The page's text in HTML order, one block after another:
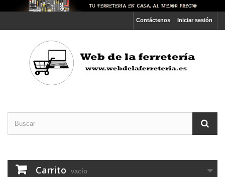
Iniciar sesión
Contáctenos
Carrito vacío